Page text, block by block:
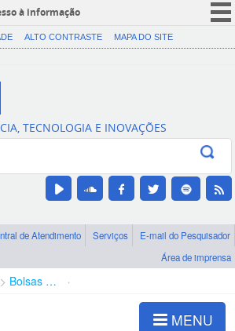
à informação
CORONAVÍRUS (COVID-19)
Canais
ALTO CONTRASTE MAPA DO SITE
TECNOLOGIA E INOVAÇÕES
de Atendimento Serviços
E-mail do Pesquisador
Área de imprensa
Bolsas e Auxílios Vigentes
MENU